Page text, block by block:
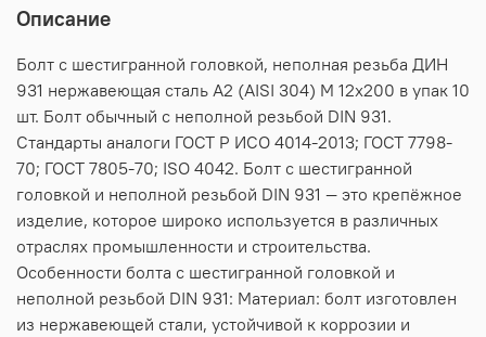
Описание
Болт с шестигранной головкой, неполная резьба ДИН
931 нержавеющая сталь А2 (AISI 304) M 12х200 в упак 10
шт. Болт обычный с неполной резьбой DIN 931.
Стандарты аналоги ГОСТ Р ИСО 4014-2013; ГОСТ 7798-
70; ГОСТ 7805-70; ISO 4042. Болт с шестигранной
головкой и неполной резьбой DIN 931 — это крепёжное
изделие, которое широко используется в различных
отраслях промышленности и строительства.
Особенности болта с шестигранной головкой и
неполной резьбой DIN 931: Материал: болт изготовлен
из нержавеющей стали, устойчивой к коррозии и